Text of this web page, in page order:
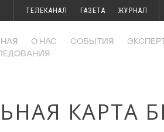
ТЕЛЕКАНАЛ ГАЗЕТА ЖУРНАЛ
О НАС СОБЫТИЯ
КАРТА